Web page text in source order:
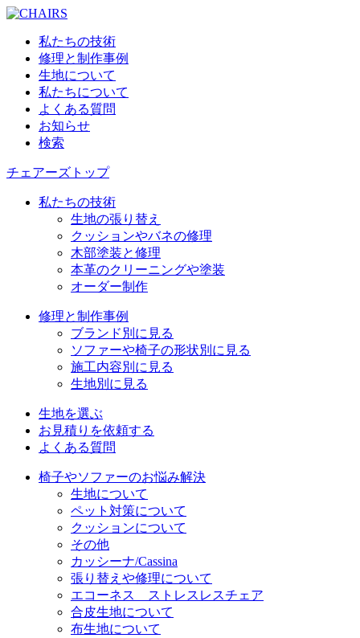
私たちの技術
修理と制作事例
生地について
私たちについて
よくある質問
お知らせ
検索
チェアーズトップ
私たちの技術
生地の張り替え
クッションやバネの修理
木部塗装と修理
本革のクリーニングや塗装
オーダー制作
修理と制作事例
ブランド別に見る
ソファーや椅子の形状別に見る
施工内容別に見る
生地別に見る
生地を選ぶ
お見積りを依頼する
よくある質問
椅子やソファーのお悩み解決
生地について
ペット対策について
クッションについて
その他
カッシーナ/Cassina
張り替えや修理について
エコーネス ストレスレスチェア
合皮生地について
布生地について